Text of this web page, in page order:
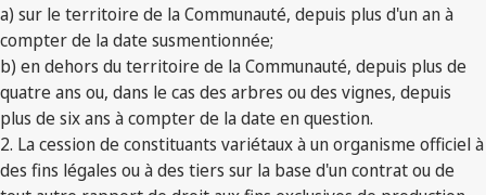
a) sur le territoire de la Communauté, depuis plus d'un an à
compter de la date susmentionnée;
b) en dehors du territoire de la Communauté, depuis plus de
quatre ans ou, dans le cas des arbres ou des vignes, depuis
plus de six ans à compter de la date en question.
2. La cession de constituants variétaux à un organisme officiel à
des fins légales ou à des tiers sur la base d'un contrat ou de